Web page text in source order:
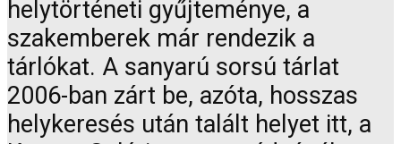
helytörténeti gyűjteménye, a
szakemberek már rendezik a
tárlókat. A sanyarú sorsú tárlat
2006-ban zárt be, azóta, hosszas
helykeresés után talált helyet itt, a